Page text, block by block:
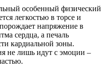
особенный физический
легкостью в торсе и
напряжение в
сердца, а печаль
кардиальной зоны.
не лишь идут с эмоции –